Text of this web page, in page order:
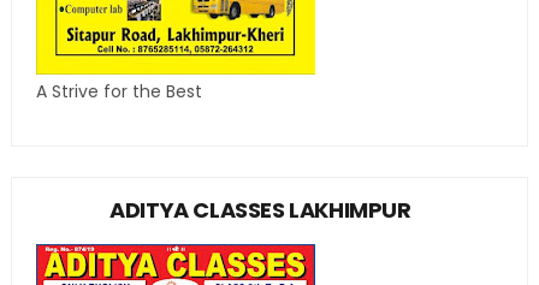
A Strive for the Best
ADITYA CLASSES LAKHIMPUR